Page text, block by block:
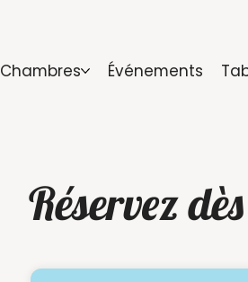
Chambres Événements
Réservez